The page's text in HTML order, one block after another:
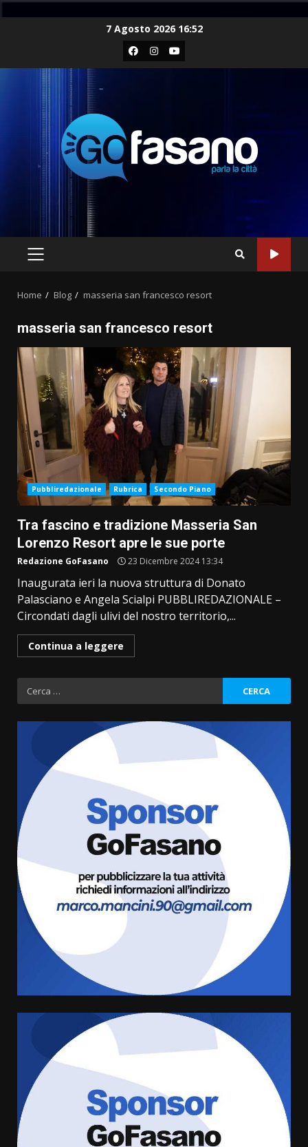
7 Agosto 2026 16:52
Facebook
Instagram
Youtube
PRIMARY
Home Blog masseria san francesco resort
masseria san francesco resort
Pubbliredazionale Rubrica Secondo Piano
Tra fascino e tradizione Masseria San
Lorenzo Resort apre le sue porte
Redazione GoFasano 23 Dicembre 2024 13:34
Inaugurata ieri la nuova struttura di Donato
Palasciano e Angela Scialpi PUBBLIREDAZIONALE –
Circondati dagli ulivi del nostro territorio,...
Continua a leggere
Ricerca
per:
Fasanese ferito a colpi di arma
da fuoco
6 Agosto 2026 18:13
Carta d’identità: continua il piano
di aperture straordinarie del
Comune di Fasano
cittadina di Fratelli d’Italia,
pronta a tornare in Consiglio
comunale
6 Agosto 2026 08:00
Cura dei beni comuni e
cittadinanza attiva: online
l’avviso per la gestione
condivisa della Villetta di
Laureto